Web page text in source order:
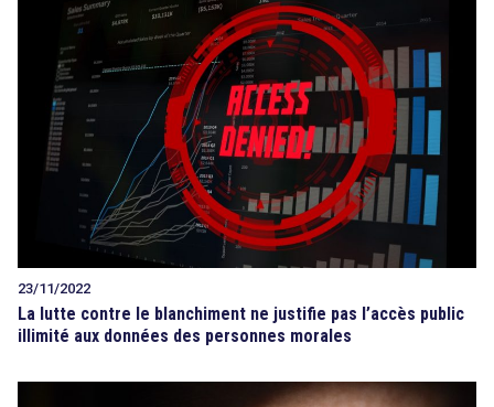
23/11/2022
La lutte contre le blanchiment ne justifie pas l’accès public
illimité aux données des personnes morales